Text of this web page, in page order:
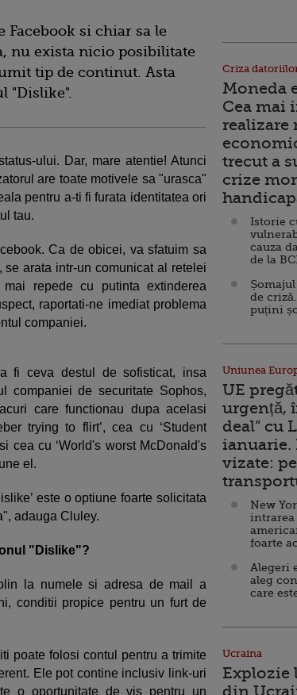
Facebook si chiar sa le
nu exista nicio posibilitate
tip de continut. Asta
"Dislike".
ului. Dar, mare atentie! Atunci
are toate motivele sa "urasca"
pentru a-ti fi furata identitatea ori
tau.
Ca de obicei, va sfatuim sa
arata intr-un comunicat al retelei
repede cu putinta extinderea
raportati-ne imediat problema
companiei.
fi ceva destul de sofisticat, insa
companiei de securitate Sophos,
care functionau dupa acelasi
trying to flirt’, cea cu ‘Student
cea cu ‘World's worst McDonald's
el.
este o optiune foarte solicitata
adauga Cluley.
"Dislike"?
la numele si adresa de mail a
conditii propice pentru un furt de
poate folosi contul pentru a trimite
Ele pot contine inclusiv link-uri
o oportunitate de vis pentru un
Criza
Moneda
Cea mai
realizare
trecut a
crize
Istorie
cauza
de la
de
puțini
Uniunea
UE
urgență,
deal” cu
vizate:
New
intrarea
foarte
Alegeri
aleg
care
Ucraina
Explozie